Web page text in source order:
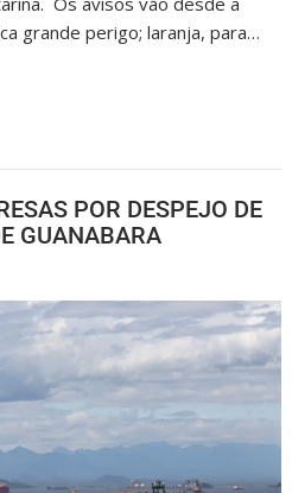
grande perigo; laranja, para…
POR DESPEJO DE
GUANABARA